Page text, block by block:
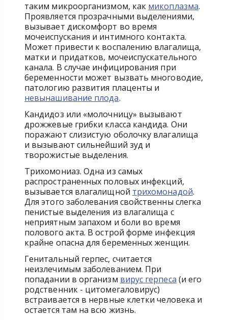
таким микроорганизмом, как микоплазма.
Проявляется прозрачными выделениями,
вызывает дискомфорт во время
мочеиспускания и интимного контакта.
Может привести к воспалению влагалища,
матки и придатков, мочеиспускательного
канала. В случае инфицирования при
беременности может вызвать многоводие,
патологию развития плаценты и
невынашивание плода.
Кандидоз или «молочницу» вызывают
дрожжевые грибки класса кандида. Они
поражают слизистую оболочку влагалища
и вызывают сильнейший зуд и
творожистые выделения.
Трихомониаз. Одна из самых
распространенных половых инфекций,
вызывается влагалищной трихомонадой.
Для этого заболевания свойственны слегка
пенистые выделения из влагалища с
неприятным запахом и боли во время
полового акта. В острой форме инфекция
крайне опасна для беременных женщин.
Генитальный герпес, считается
неизлечимым заболеванием. При
попадании в организм вирус герпеса (и его
родственник - цитомегаловирус)
встраивается в нервные клетки человека и
остается там на всю жизнь.